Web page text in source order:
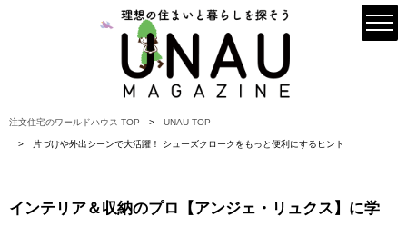
注文住宅のワールドハウス TOP UNAU TOP
片づけや外出シーンで大活躍！ シューズクロークをもっと便利にするヒント
インテリア＆収納のプロ【アンジェ・リュクス】に学